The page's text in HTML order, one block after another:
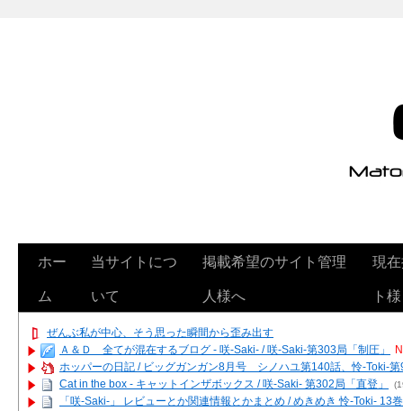
ホー
ム
当サイトにつ
いて
掲載希望のサイト管理
人様へ
現
ト様
ぜんぶ私が中心、そう思った瞬間から歪み出す
Ａ＆Ｄ 全てが混在するブログ - 咲-Saki- / 咲-Saki-第303局「制圧」
ホッパーの日記 / ビッグガンガン8月号 シノハユ第140話、怜-Toki-第
Cat in the box - キャットインザボックス / 咲-Saki- 第302局「直登」
「咲-Saki-」 レビューとか関連情報とかまとめ / めきめき 怜-Toki- 13